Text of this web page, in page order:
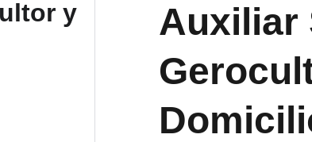
Auxiliar